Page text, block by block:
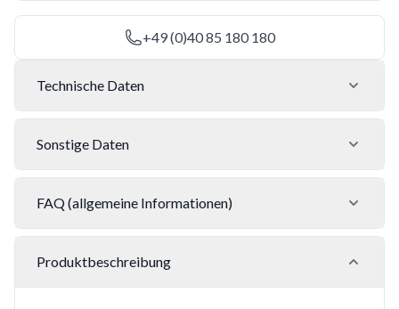
+49 (0)40 85 180 180
Technische Daten
Sonstige Daten
FAQ (allgemeine Informationen)
Produktbeschreibung